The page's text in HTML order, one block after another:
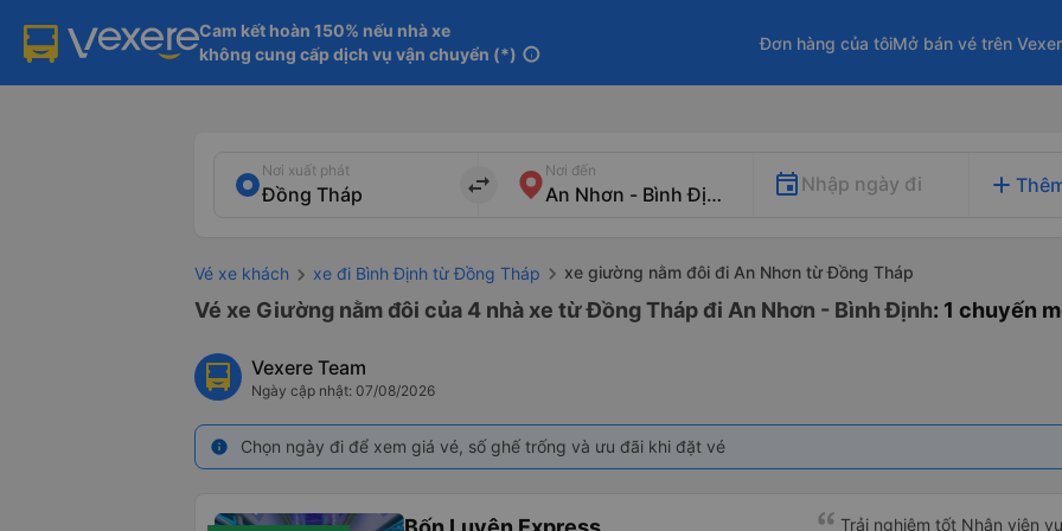
Cam kết hoàn 150% nếu nhà xe
không cung cấp dịch vụ vận chuyển (*) info
Đơn hàng của tôiMở bán vé trên
Nơi xuất phát
import_export
Nơi đến
Nhập ngày đi add
Vé xe khách xe đi Bình Định từ Đồng Tháp xe giường nằm đôi đi An Nhơn từ Đồng Tháp
Vé xe Giường nằm đôi của 4 nhà xe từ Đồng Tháp đi An Nhơn - Bình Định: 1 chuyến
Vexere Team
Ngày cập nhật: 07/08/2026
info Chọn ngày đi để xem giá vé, số ghế trống và ưu đãi khi đặt vé
Trải nghiệm tốt Nhân viên